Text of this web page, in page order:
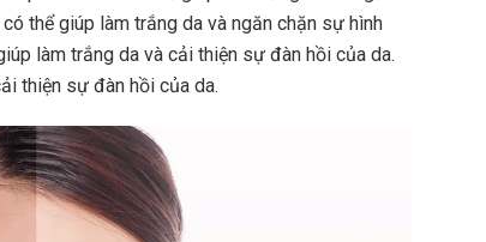
thể giúp làm trắng da và ngăn chặn sự hình
làm trắng da và cải thiện sự đàn hồi của da.
thiện sự đàn hồi của da.